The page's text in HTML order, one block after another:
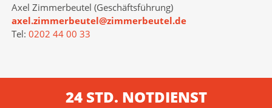
Axel Zimmerbeutel (Geschäftsführung)
axel.zimmerbeutel@zimmerbeutel.de
Tel: 0202 44 00 33
24 STD. NOTDIENST